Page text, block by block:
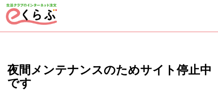
ページの先頭です。
夜間メンテナンスのためサイト停止中
です